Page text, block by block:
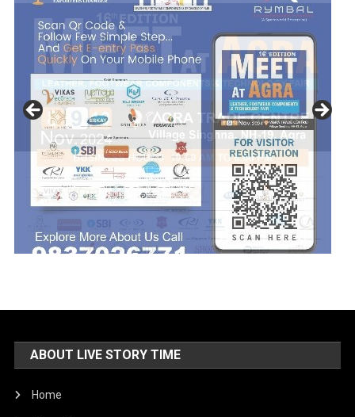
ABOUT LIVE STORY TIME
Home